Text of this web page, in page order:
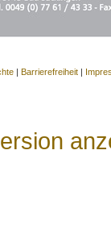
| Barrierefreiheit |